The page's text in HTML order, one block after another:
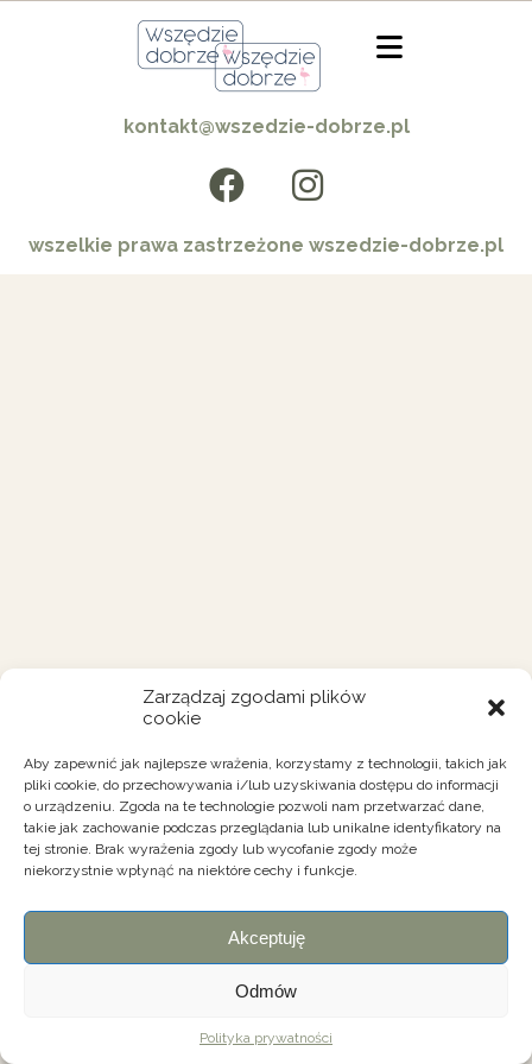
Zarządzaj zgodami plików
cookie
Aby zapewnić jak najlepsze wrażenia, korzystamy z technologii, takich jak
pliki cookie, do przechowywania i/lub uzyskiwania dostępu do informacji
o urządzeniu. Zgoda na te technologie pozwoli nam przetwarzać dane,
takie jak zachowanie podczas przeglądania lub unikalne identyfikatory na
tej stronie. Brak wyrażenia zgody lub wycofanie zgody może
niekorzystnie wpłynąć na niektóre cechy i funkcje.
Akceptuję
Odmów
Polityka prywatności
kontakt@wszedzie-dobrze.pl
wszelkie prawa zastrzeżone wszedzie-dobrze.pl